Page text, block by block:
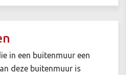
in een buitenmuur een
deze buitenmuur is